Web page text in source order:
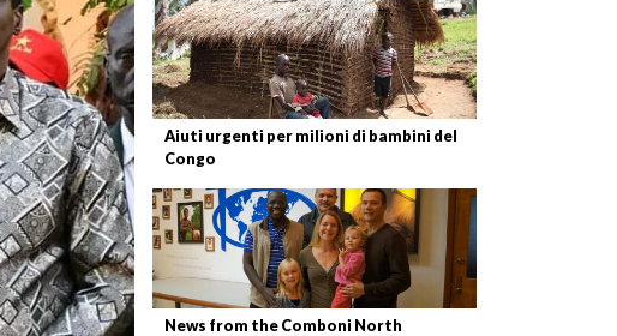
Aiuti urgenti per milioni di bambini del
Congo
News from the Comboni North